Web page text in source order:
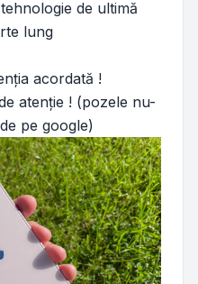
de ultimă
lung
acordată !
atenție ! (pozele nu-
pe google)